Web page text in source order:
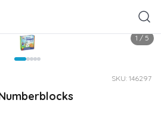
1 / 5
SKU: 146297